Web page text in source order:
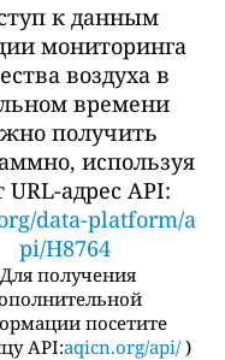
к данным
мониторинга
воздуха в
времени
получить
используя
URL-адрес API:
data-platform/a
pi/H8764
Для получения
посетите
API:aqicn.org/api/ )